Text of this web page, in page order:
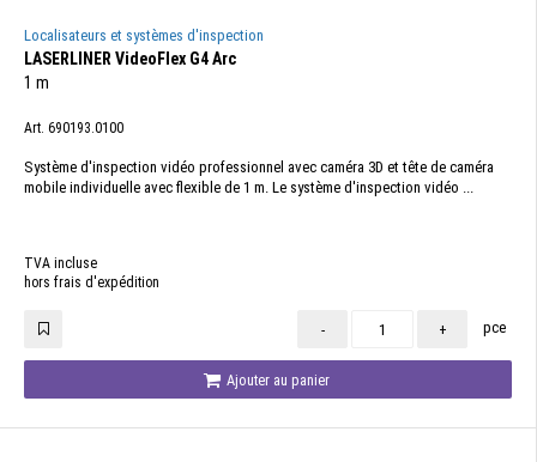
Localisateurs et systèmes d'inspection
LASERLINER VideoFlex G4 Arc
1 m
Art. 690193.0100
Système d'inspection vidéo professionnel avec caméra 3D et tête de caméra
mobile individuelle avec flexible de 1 m. Le système d'inspection vidéo ...
TVA incluse
hors frais d'expédition
- + pce
Ajouter au panier